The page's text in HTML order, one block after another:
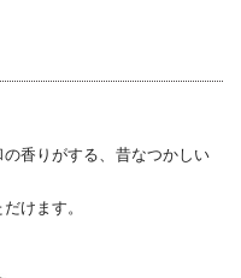
香りがする、昔なつかしい
けます。